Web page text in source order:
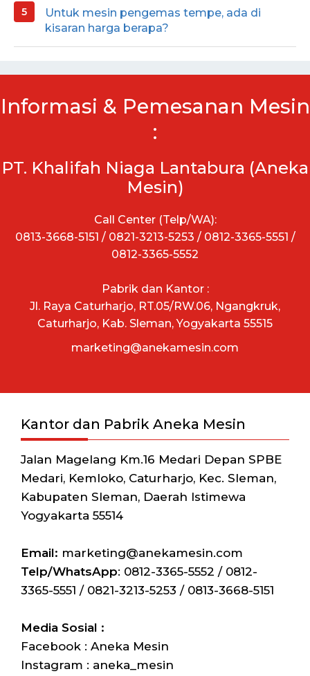
Untuk mesin pengemas tempe, ada di
kisaran harga berapa?
Informasi & Pemesanan Mesin
:
PT. Khalifah Niaga Lantabura (Aneka
Mesin)
Call Center (Telp/WA):
0813-3668-5151 / 0821-3213-5253 / 0812-3365-5551 /
0812-3365-5552
Pabrik dan Kantor :
Jl. Raya Caturharjo, RT.05/RW.06, Ngangkruk,
Caturharjo, Kab. Sleman, Yogyakarta 55515
marketing@anekamesin.com
Kantor dan Pabrik Aneka Mesin
Jalan Magelang Km.16 Medari Depan SPBE
Medari, Kemloko, Caturharjo, Kec. Sleman,
Kabupaten Sleman, Daerah Istimewa
Yogyakarta 55514
Email: marketing@anekamesin.com
Telp/WhatsApp: 0812-3365-5552 / 0812-
3365-5551 / 0821-3213-5253 / 0813-3668-5151
Media Sosial :
Facebook : Aneka Mesin
Instagram : aneka_mesin